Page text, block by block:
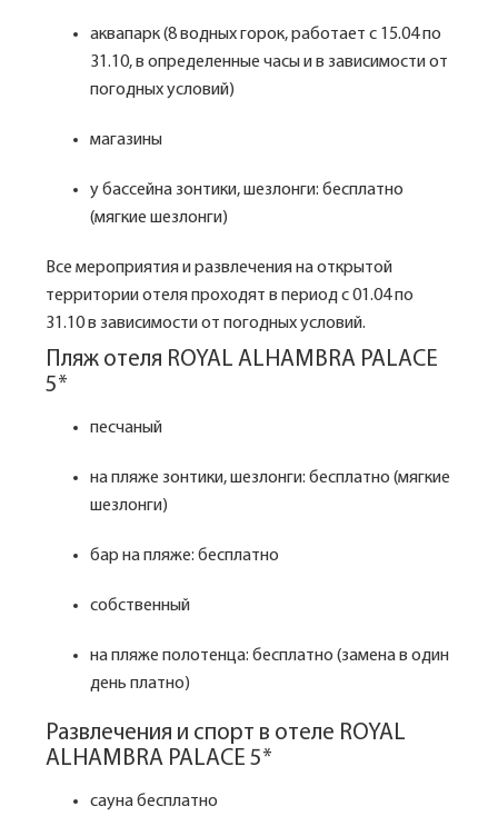
аквапарк (8 водных горок, работает с 15.04 по
31.10, в определенные часы и в зависимости от
погодных условий)
магазины
у бассейна зонтики, шезлонги: бесплатно
(мягкие шезлонги)
Все мероприятия и развлечения на открытой
территории отеля проходят в период с 01.04 по
31.10 в зависимости от погодных условий.
Пляж отеля ROYAL ALHAMBRA PALACE
5*
песчаный
на пляже зонтики, шезлонги: бесплатно (мягкие
шезлонги)
бар на пляже: бесплатно
собственный
на пляже полотенца: бесплатно (замена в один
день платно)
Развлечения и спорт в отеле ROYAL
ALHAMBRA PALACE 5*
сауна бесплатно